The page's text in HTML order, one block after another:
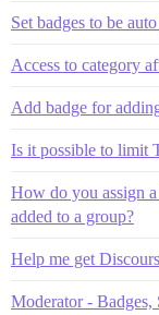
Set badges to be
Access to category
Add badge for
Is it possible to limit
How do you assign a
added to a group?
Help me get
Moderator - Badges,